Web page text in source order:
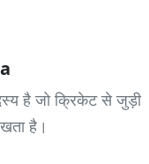
है जो क्रिकेट से जुड़ी
है।